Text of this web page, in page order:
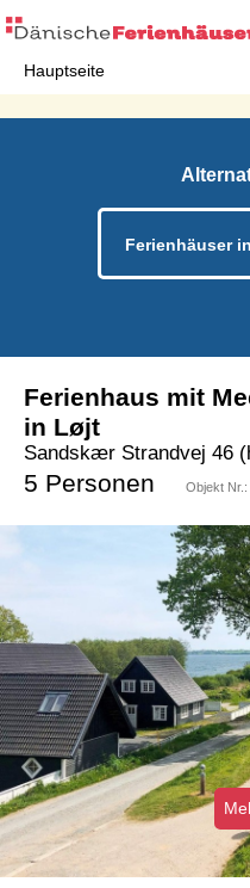
Hauptseite
Ferienhäuser
Ferienhaus mit
in Løjt
Sandskær Strandvej 46
5 Personen Objekt Nr.: